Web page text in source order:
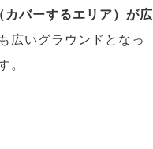
バーするエリア）が広
広いグラウンドとなっ
。